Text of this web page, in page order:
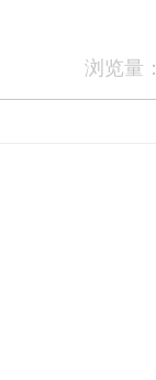
浏览量：